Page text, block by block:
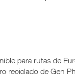
para rutas de
reciclado de Gen